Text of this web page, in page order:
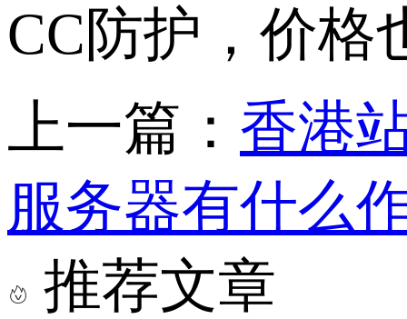
CC防护，价格
上一篇： 香港
服务器有什么
推荐文章